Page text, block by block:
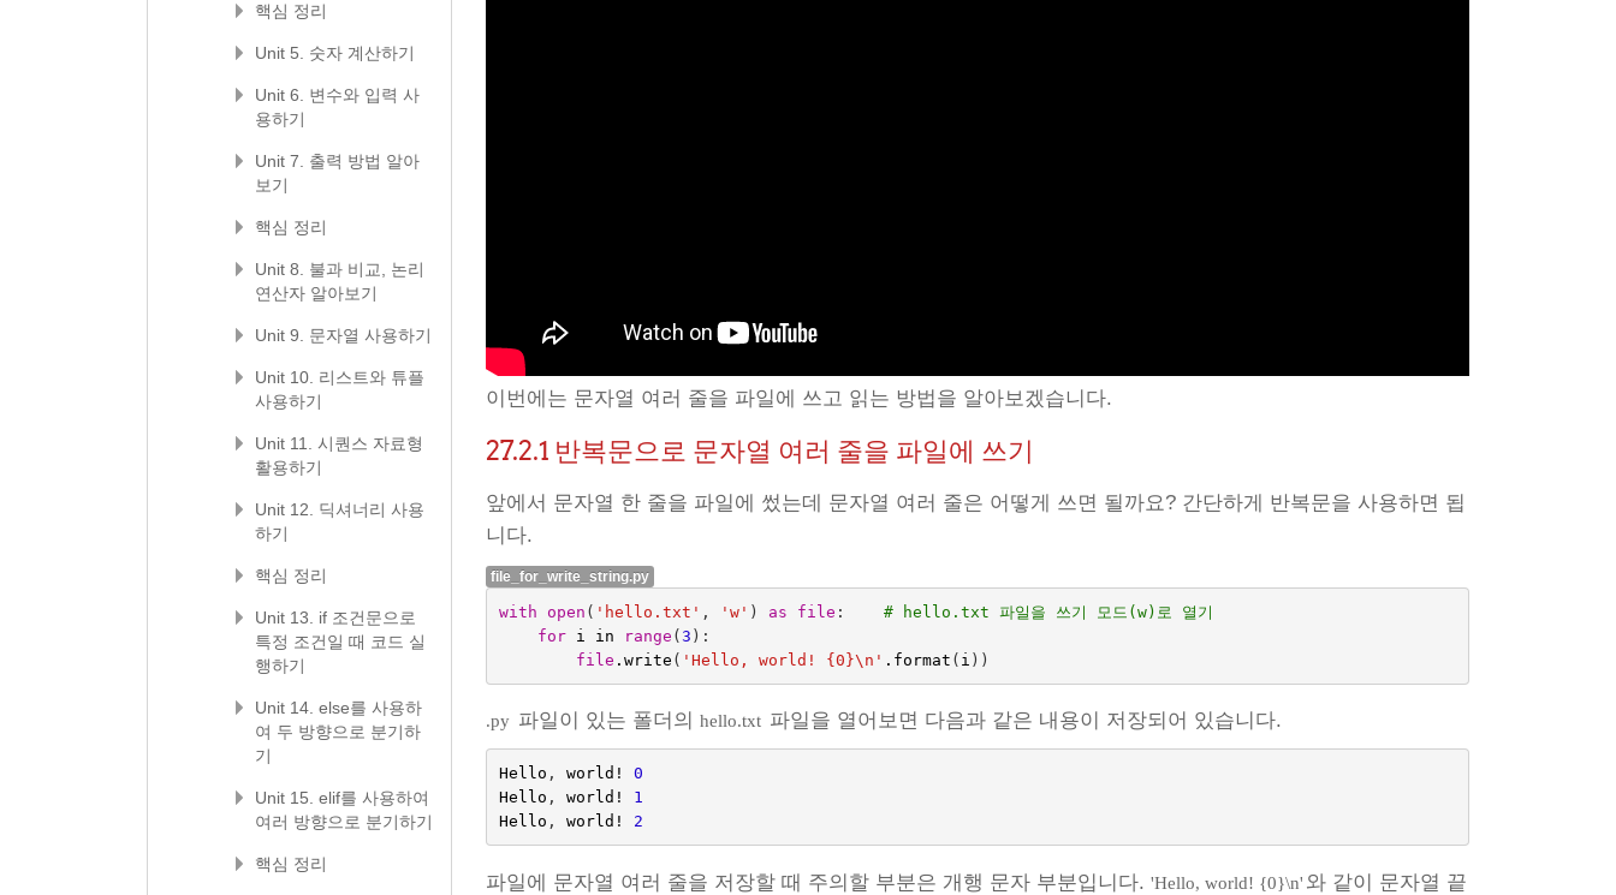
이번에는 문자열 여러 줄을 파일에 쓰고 읽는 방법을 알아보겠습니다.
27.2.1 반복문으로 문자열 여러 줄을 파일에 쓰기
앞에서 문자열 한 줄을 파일에 썼는데 문자열 여러 줄은 어떻게 쓰면 될까요? 간단하게 반복문을 사용하면 됩
니다.
file_for_write_string.py
with open ( 'hello.txt' , 'w' ) as file :
# hello.txt 파일을 쓰기 모드(w)로 열기
for
i in range (3 ):
file . write ( 'Hello, world! {0}\n ' . format ( i ))
.py 파일이 있는 폴더의hello.txt 파일을 열어보면 다음과 같은 내용이 저장되어 있습니다.
Hello , world !
0
Hello , world !
1
Hello , world ! 2
파일에 문자열 여러 줄을 저장할 때 주의할 부분은 개행 문자 부분입니다.'Hello, world! {0}\n' 와 같이 문자열 끝
핵심 정리
Unit 5. 숫자 계산하기
Unit 6. 변수와 입력 사
용하기
Unit 7. 출력 방법 알아
보기
핵심 정리
Unit 8. 불과 비교, 논리
연산자 알아보기
Unit 9. 문자열 사용하기
Unit 10. 리스트와 튜플
사용하기
Unit 11. 시퀀스 자료형
활용하기
Unit 12. 딕셔너리 사용
하기
핵심 정리
Unit 13. if 조건문으로
특정 조건일 때 코드 실
행하기
Unit 14. else를 사용하
여 두 방향으로 분기하
기
Unit 15. elif를 사용하여
여러 방향으로 분기하기
핵심 정리